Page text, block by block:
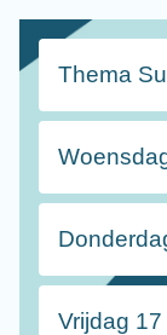
Thema
Vrijdag 17